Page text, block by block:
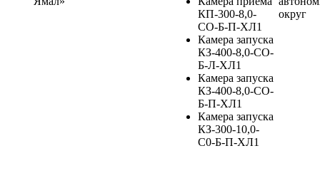
КП-300-8,0-
СО-Б-П-ХЛ1
Камера запуска
КЗ-400-8,0-СО-
Б-Л-ХЛ1
Камера запуска
КЗ-400-8,0-СО-
Б-П-ХЛ1
Камера запуска
КЗ-300-10,0-
С0-Б-П-ХЛ1
округ